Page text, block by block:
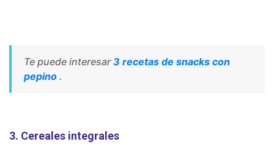
Te puede interesar3 recetas de snacks con
pepino .
3. Cereales integrales